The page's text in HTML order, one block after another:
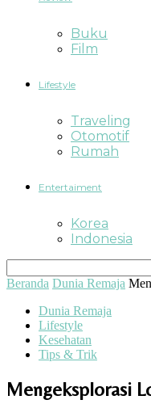
Buku
Film
Lifestyle
Traveling
Otomotif
Rumah
Entertaiment
Korea
Indonesia
Beranda Dunia Remaja
Dunia Remaja
Lifestyle
Kesehatan
Tips & Trik
Mengeksplorasi